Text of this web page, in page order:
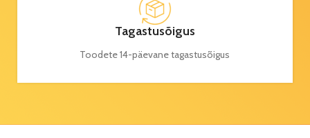
Tagastusõigus
Toodete 14-päevane tagastusõigus